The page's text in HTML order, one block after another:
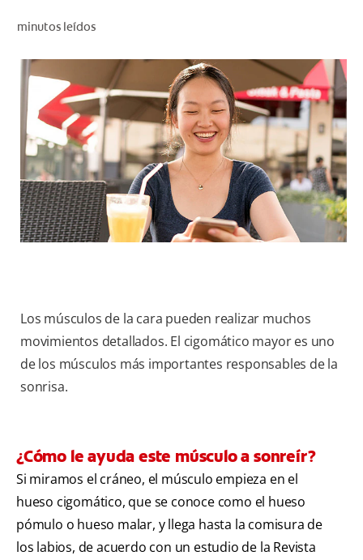
PROMOCIONES
SV (ES)
SUSCRÍBASE
minutos leídos
Los músculos de la cara pueden realizar muchos
movimientos detallados. El cigomático mayor es uno
de los músculos más importantes responsables de la
sonrisa.
¿Cómo le ayuda este músculo a sonreír?
Si miramos el cráneo, el músculo empieza en el
hueso cigomático, que se conoce como el hueso
pómulo o hueso malar, y llega hasta la comisura de
los labios, de acuerdo con un estudio de la Revista